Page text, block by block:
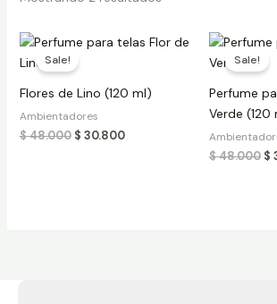
Sale!
Flores de Lino (120 ml)
Ambientadores
$48.000
Original
price
was:
$ 30.800
Current
Sale!
Perfume
Verde (120
$48.000 $